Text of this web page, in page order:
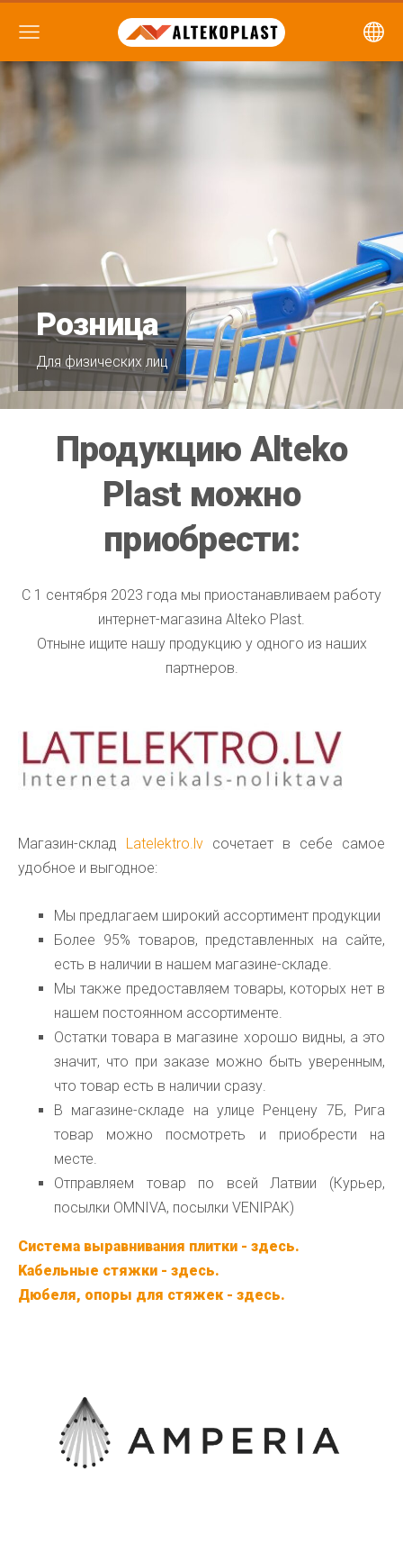
Розница
Для физических лиц
Продукцию Alteko
Plast можно
приобрести:
С 1 сентября 2023 года мы приостанавливаем работу
интернет-магазина Alteko Plast.
Отныне ищите нашу продукцию у одного из наших
партнеров.
Магазин-склад Latelektro.lv сочетает в себе самое
удобное и выгодное:
Мы предлагаем широкий ассортимент продукции
Более 95% товаров, представленных на сайте,
есть в наличии в нашем магазине-складе.
Мы также предоставляем товары, которых нет в
нашем постоянном ассортименте.
Остатки товара в магазине хорошо видны, а это
значит, что при заказе можно быть уверенным,
что товар есть в наличии сразу.
В магазине-складе на улице Ренцену 7Б, Рига
товар можно посмотреть и приобрести на
месте.
Отправляем товар по всей Латвии (Курьер,
посылки OMNIVA, посылки VENIPAK)
Система выравнивания плитки - здесь.
Kабельные стяжки - здесь.
Дюбеля, опоры для стяжек - здесь.